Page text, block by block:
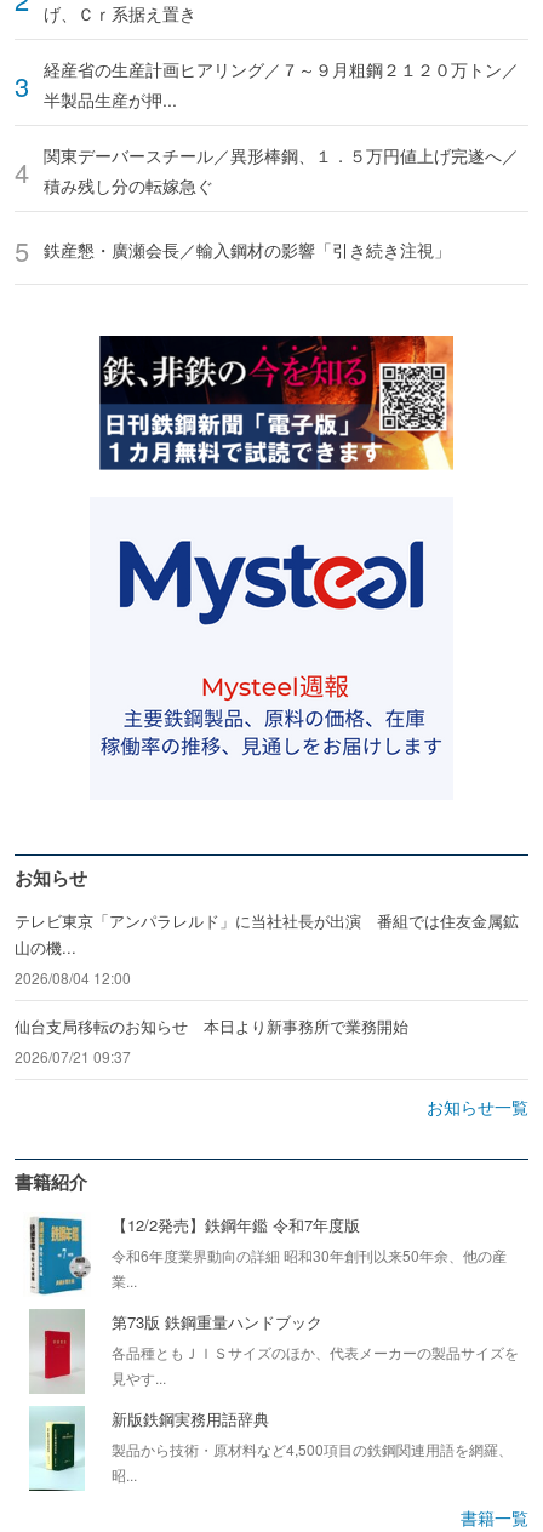
げ、Ｃｒ系据え置き
経産省の生産計画ヒアリング／７～９月粗鋼２１２０万トン／
半製品生産が押...
関東デーバースチール／異形棒鋼、１．５万円値上げ完遂へ／
積み残し分の転嫁急ぐ
鉄産懇・廣瀬会長／輸入鋼材の影響「引き続き注視」
お知らせ
テレビ東京「アンパラレルド」に当社社長が出演 番組では住友金属鉱
山の機...
2026/08/04 12:00
仙台支局移転のお知らせ 本日より新事務所で業務開始
2026/07/21 09:37
お知らせ一覧
書籍紹介
【12/2発売】鉄鋼年鑑 令和7年度版
令和6年度業界動向の詳細 昭和30年創刊以来50年余、他の産
業...
第73版 鉄鋼重量ハンドブック
各品種ともＪＩＳサイズのほか、代表メーカーの製品サイズを
見やす...
新版鉄鋼実務用語辞典
製品から技術・原材料など4,500項目の鉄鋼関連用語を網羅、
昭...
書籍一覧